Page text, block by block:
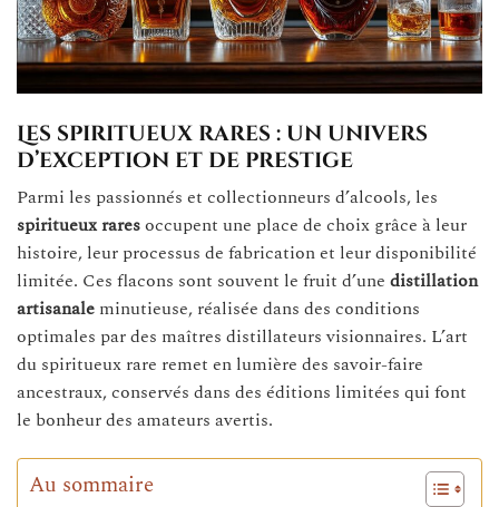
Les spiritueux rares : un univers
d’exception et de prestige
Parmi les passionnés et collectionneurs d’alcools, les
spiritueux raresoccupent une place de choix grâce à leur
histoire, leur processus de fabrication et leur disponibilité
limitée. Ces flacons sont souvent le fruit d’une distillation
artisanale minutieuse, réalisée dans des conditions
optimales par des maîtres distillateurs visionnaires. L’art
du spiritueux rare remet en lumière des savoir-faire
ancestraux, conservés dans des éditions limitées qui font
le bonheur des amateurs avertis.
Au sommaire